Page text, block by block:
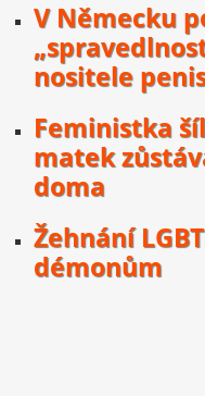
V Německu
nositele
Feministka
matek
doma
Žehnání
démonům